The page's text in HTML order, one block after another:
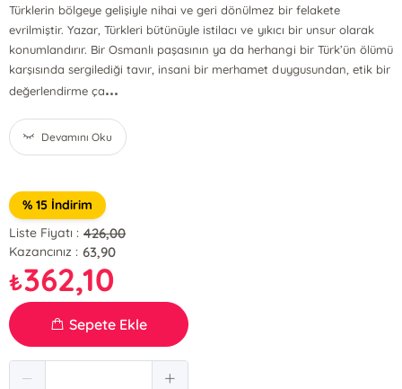
Türklerin bölgeye gelişiyle nihai ve geri dönülmez bir felakete
evrilmiştir. Yazar, Türkleri bütünüyle istilacı ve yıkıcı bir unsur olarak
konumlandırır. Bir Osmanlı paşasının ya da herhangi bir Türk’ün ölümü
karşısında sergilediği tavır, insani bir merhamet duygusundan, etik bir
değerlendirme ça...
Devamını Oku
% 15 İndirim
Liste Fiyatı : 426,00
Kazancınız : 63,90
₺362,10
Sepete Ekle